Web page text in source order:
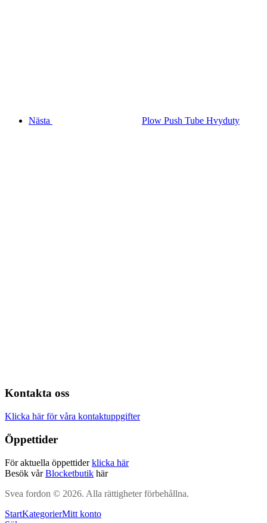
Nästa Plow Push Tube Hvyduty
Kontakta oss
Klicka här för våra kontaktuppgifter
Öppettider
För aktuella öppettiderklicka här
Besök vårBlocketbutik här
Svea fordon © 2026. Alla rättigheter förbehållna.
StartKategorierMitt konto